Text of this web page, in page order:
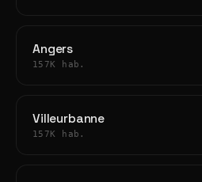
Angers
157K hab.
Villeurbanne
157K hab.